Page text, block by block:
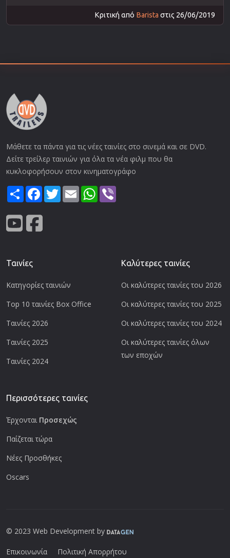
Κριτική από Barista στις 26/06/2019
Μάθετε τα πάντα για τις νέες ταινίες στο σινεμά και σε DVD.
Δείτε τρείλερ ταινιών για όλα τα νέα φιλμ που θα
κυκλοφορήσουν στον κινηματογράφο
ShareFacebook
TwitterEmail WhatsApp
Ταινίες
Κατηγορίες ταινιών
Top 10 ταινίες Box Office
Ταινίες 2026
Ταινίες 2025
Ταινίες 2024
Καλύτερες ταινίες
Οι καλύτερες ταινίες του 2026
Οι καλύτερες ταινίες του 2025
Οι καλύτερες ταινίες του 2024
Οι καλύτερες ταινίες όλων
των εποχών
Περισσότερες ταινίες
Έρχονται Προσεχώς
Παίζεται τώρα
Νέες Προσθήκες
Oscars
© 2023 Web Development by
Επικοινωνία Πολιτική Απορρήτου